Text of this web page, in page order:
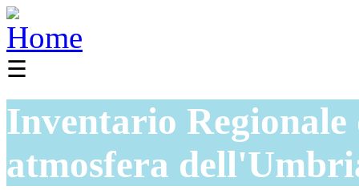
☰
Inventario
atmosfera